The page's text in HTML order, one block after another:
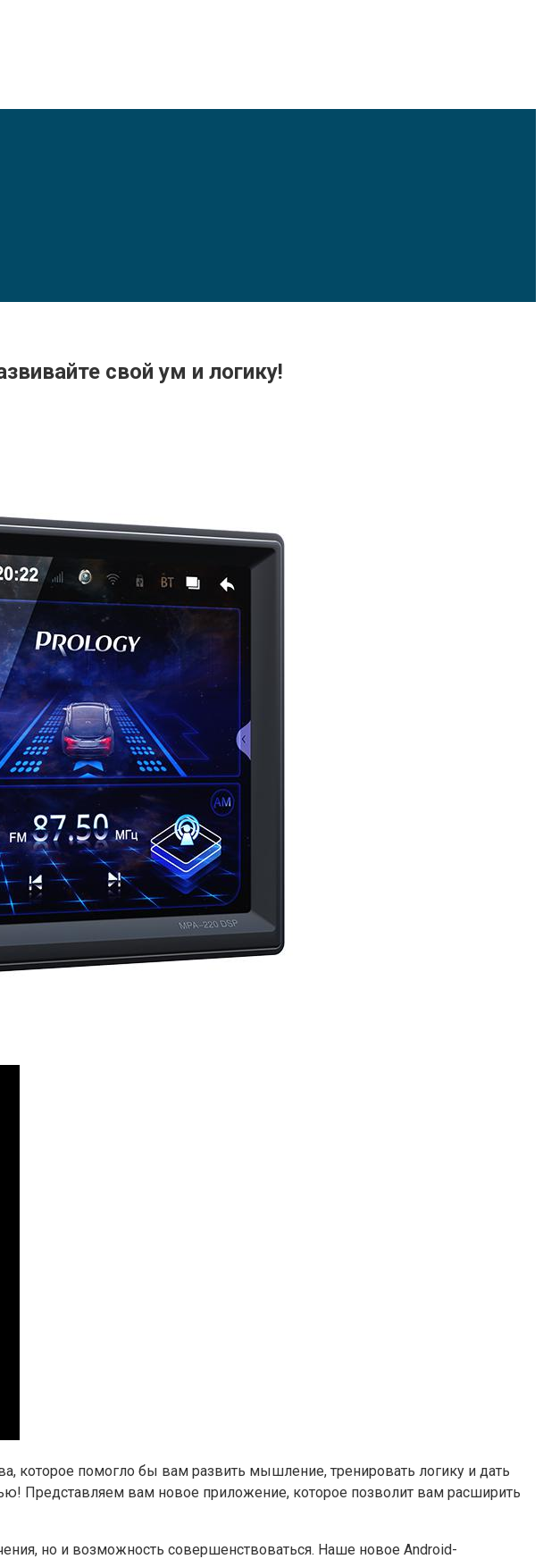
свой ум и логику!
которое помогло бы вам развить мышление, тренировать логику и дать
Представляем вам новое приложение, которое позволит вам расширить
но и возможность совершенствоваться. Наше новое Android-